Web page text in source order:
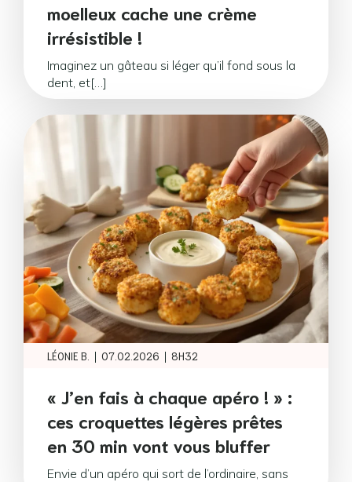
moelleux cache une crème
irrésistible !
Imaginez un gâteau si léger qu’il fond sous la
dent, et[…]
LÉONIE B. | 07.02.2026 | 8H32
« J’en fais à chaque apéro ! » :
ces croquettes légères prêtes
en 30 min vont vous bluffer
Envie d’un apéro qui sort de l’ordinaire, sans